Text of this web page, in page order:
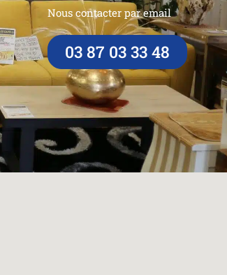
Nous contacter par email
03 87 03 33 48